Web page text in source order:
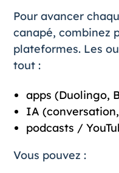
Pour avancer
canapé, combinez
plateformes. Les
tout :
apps (Duolingo,
IA
podcasts /
Vous pouvez :